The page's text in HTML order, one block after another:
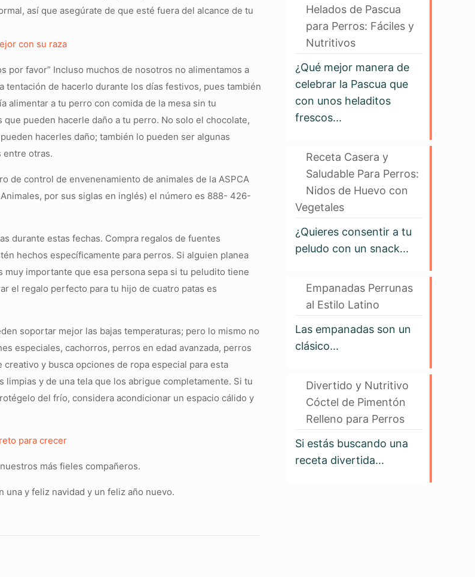
así que asegúrate de que esté fuera del alcance de tu
con su raza
por favor” Incluso muchos de nosotros no alimentamos a
de hacerlo durante los días festivos, pues también
alimentar a tu perro con comida de la mesa sin tu
pueden hacerle daño a tu perro. No solo el chocolate,
hacerles daño; también lo pueden ser algunas
entre otras.
de control de envenenamiento de animales de la ASPCA
por sus siglas en inglés) el número es 888- 426-
durante estas fechas. Compra regalos de fuentes
hechos específicamente para perros. Si alguien planea
importante que esa persona sepa si tu peludito tiene
el regalo perfecto para tu hijo de cuatro patas es
soportar mejor las bajas temperaturas; pero lo mismo no
especiales, cachorros, perros en edad avanzada, perros
y busca opciones de ropa especial para esta
y de una tela que los abrigue completamente. Si tu
del frío, considera acondicionar un espacio cálido y
para crecer
más fieles compañeros.
una y feliz navidad y un feliz año nuevo.
Helados de Pascua
para Perros: Fáciles y
Nutritivos
¿Qué mejor manera de
celebrar la Pascua que
con unos heladitos
frescos...
Receta Casera y
Saludable Para Perros:
Nidos de Huevo con
Vegetales
¿Quieres consentir a tu
peludo con un snack...
Empanadas Perrunas
al Estilo Latino
Las empanadas son un
clásico...
Divertido y Nutritivo
Cóctel de Pimentón
Relleno para Perros
Si estás buscando una
receta divertida...